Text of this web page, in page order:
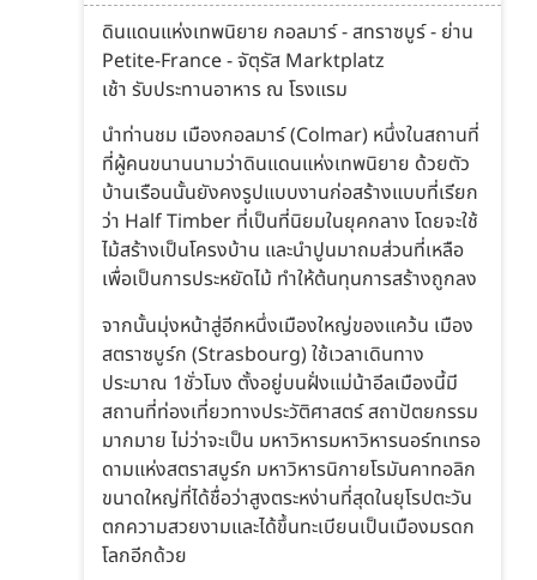
ดินแดนแห่งเทพนิยาย กอลมาร์ - สทราซบูร์ - ย่าน
Petite-France - จัตุรัส Marktplatz
เช้า รับประทานอาหาร ณ โรงแรม
นำท่านชม เมืองกอลมาร์ (Colmar) หนึ่งในสถานที่
ที่ผู้คนขนานนามว่าดินแดนแห่งเทพนิยาย ด้วยตัว
บ้านเรือนนั้นยังคงรูปแบบงานก่อสร้างแบบที่เรียก
ว่า Half Timber ที่เป็นที่นิยมในยุคกลาง โดยจะใช้
ไม้สร้างเป็นโครงบ้าน และนำปูนมาถมส่วนที่เหลือ
เพื่อเป็นการประหยัดไม้ ทำให้ต้นทุนการสร้างถูกลง
จากนั้นมุ่งหน้าสู่อีกหนึ่งเมืองใหญ่ของแคว้น เมือง
สตราซบูร์ก (Strasbourg) ใช้เวลาเดินทาง
ประมาณ 1ชั่วโมง ตั้งอยู่บนฝั่งแม่น้าอีลเมืองนี้มี
สถานที่ท่องเที่ยวทางประวัติศาสตร์ สถาปัตยกรรม
มากมาย ไม่ว่าจะเป็น มหาวิหารมหาวิหารนอร์ทเทรอ
ดามแห่งสตราสบูร์ก มหาวิหารนิกายโรมันคาทอลิก
ขนาดใหญ่ที่ได้ชื่อว่าสูงตระหง่านที่สุดในยุโรปตะวัน
ตกความสวยงามและได้ขึ้นทะเบียนเป็นเมืองมรดก
โลกอีกด้วย